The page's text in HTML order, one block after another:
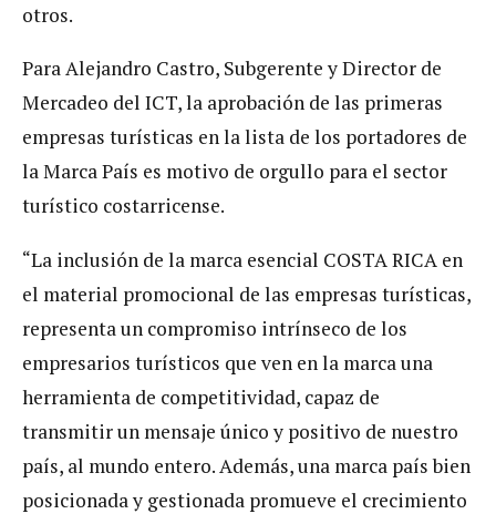
otros.
Para Alejandro Castro, Subgerente y Director de
Mercadeo del ICT, la aprobación de las primeras
empresas turísticas en la lista de los portadores de
la Marca País es motivo de orgullo para el sector
turístico costarricense.
“La inclusión de la marca esencial COSTA RICA en
el material promocional de las empresas turísticas,
representa un compromiso intrínseco de los
empresarios turísticos que ven en la marca una
herramienta de competitividad, capaz de
transmitir un mensaje único y positivo de nuestro
país, al mundo entero. Además, una marca país bien
posicionada y gestionada promueve el crecimiento